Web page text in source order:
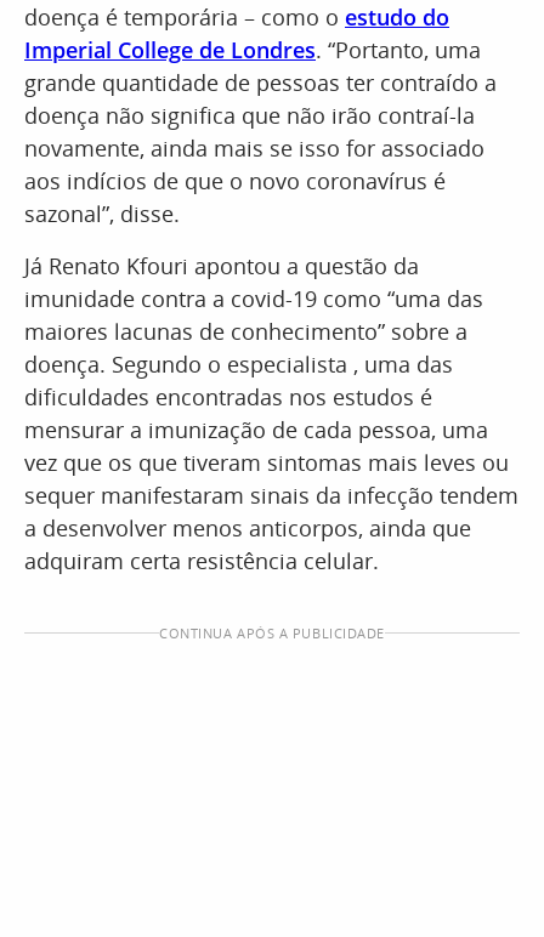
doença é temporária – como o estudo do
Imperial College de Londres. “Portanto, uma
grande quantidade de pessoas ter contraído a
doença não significa que não irão contraí-la
novamente, ainda mais se isso for associado
aos indícios de que o novo coronavírus é
sazonal”, disse.
Já Renato Kfouri apontou a questão da
imunidade contra a covid-19 como “uma das
maiores lacunas de conhecimento” sobre a
doença. Segundo o especialista , uma das
dificuldades encontradas nos estudos é
mensurar a imunização de cada pessoa, uma
vez que os que tiveram sintomas mais leves ou
sequer manifestaram sinais da infecção tendem
a desenvolver menos anticorpos, ainda que
adquiram certa resistência celular.
CONTINUA APÓS A PUBLICIDADE